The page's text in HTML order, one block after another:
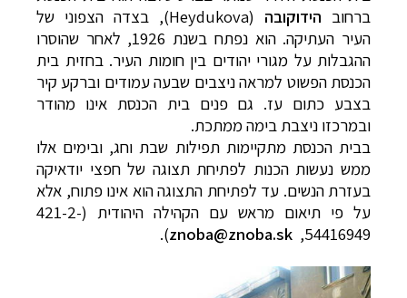
ברחוב הידוקובה (
Heydukova), בצדה הצפוני של
העיר העתיקה. הוא נפתח בשנת 1926, לאחר שהוסרו
ההגבלות על מגורי יהודים בין חומות העיר. בחזית בית
הכנסת הפשוט למראה ניצבים שבעה עמודים וברקע קיר
בצבע כתום עז. גם פנים בית הכנסת אינו מהודר
ובמרכזו ניצבת בימה ממתכת.
בבית הכנסת מתקיימות תפילות שבת וחג, ובימים אלו
ממש נעשות הכנות לפתיחת תצוגה של חפצי יודאיקה
בעזרת הנשים. עד לפתיחת התצוגה הוא אינו פתוח, אלא
על פי תיאום מראש עם הקהילה היהודית (421-2-
54416949
,
znoba@znoba.sk
).